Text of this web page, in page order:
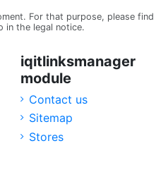
For that purpose, please find
in the legal notice.
iqitlinksmanager
module
Contact us
Sitemap
Stores